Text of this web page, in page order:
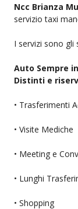
Ncc Brianza
servizio taxi
I servizi sono gli
Auto Sempre
Distinti e
• Trasferimenti
• Visite Mediche
• Meeting e
• Lunghi
• Shopping